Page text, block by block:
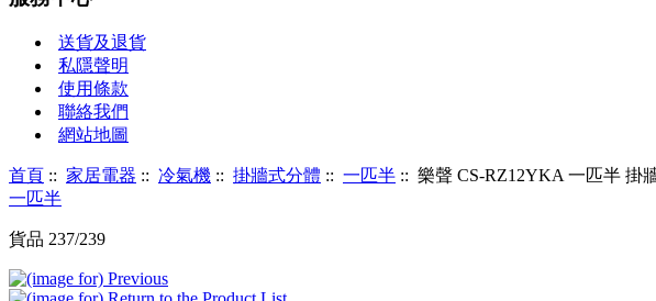
送貨及退貨
私隱聲明
使用條款
聯絡我們
網站地圖
首頁 :: 家居電器 :: 冷氣機 :: 掛牆式分體 :: 一匹半 :: 樂聲 CS-RZ12YKA 一匹半 掛
一匹半
貨品 237/239